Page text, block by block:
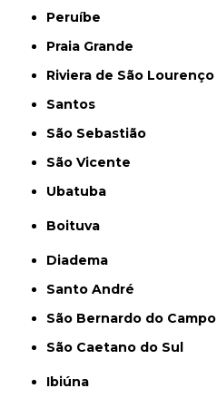
Peruíbe
Praia Grande
Riviera de São Lourenço
Santos
São Sebastião
São Vicente
Ubatuba
Boituva
Diadema
Santo André
São Bernardo do Campo
São Caetano do Sul
Ibiúna